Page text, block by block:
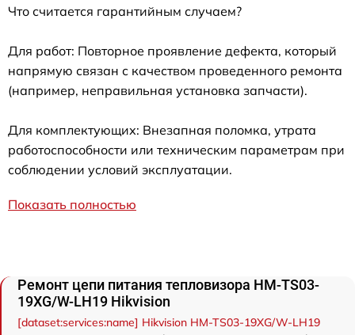
Что считается гарантийным случаем?
Для работ: Повторное проявление дефекта, который
напрямую связан с качеством проведенного ремонта
(например, неправильная установка запчасти).
Для комплектующих: Внезапная поломка, утрата
работоспособности или техническим параметрам при
соблюдении условий эксплуатации.
Показать полностью
Ремонт цепи питания тепловизора HM-TS03-
19XG/W-LH19 Hikvision
[dataset:services:name] Hikvision HM-TS03-19XG/W-LH19